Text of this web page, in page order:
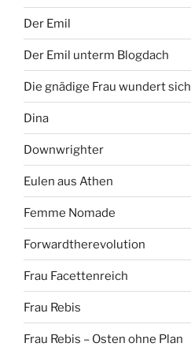
Der Emil
Der Emil unterm Blogdach
Die gnädige Frau wundert sich
Dina
Downwrighter
Eulen aus Athen
Femme Nomade
Forwardtherevolution
Frau Facettenreich
Frau Rebis
Frau Rebis – Osten ohne Plan